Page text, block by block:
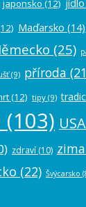
japonsko (12)
Maďarsko (14)
(25)
(9) příroda
(12) tipy (9)
(103) USA
zdraví (10) zima
(22) Švýcarsko